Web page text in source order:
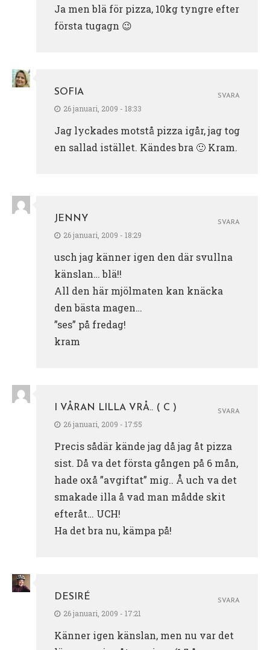
Ja men blä för pizza, 10kg tyngre efter
första tugagn 😉
SOFIA
26 januari, 2009 - 18:33
Jag lyckades motstå pizza igår, jag tog
en sallad istället. Kändes bra 🙂 Kram.
SVARA
JENNY
26 januari, 2009 - 18:29
usch jag känner igen den där svullna
känslan… blä!!
All den här mjölmaten kan knäcka
den bästa magen…
”ses” på fredag!
kram
SVARA
I VÅRAN LILLA VRÅ.. ( C )
26 januari, 2009 - 17:55
Precis sådär kände jag då jag åt pizza
sist. Då va det första gången på 6 mån,
hade oxå ”avgiftat” mig.. Å uch va det
smakade illa å vad man mådde skit
efteråt… UCH!
Ha det bra nu, kämpa på!
SVARA
DESIRÉ
26 januari, 2009 - 17:21
Känner igen känslan, men nu var det
SVARA